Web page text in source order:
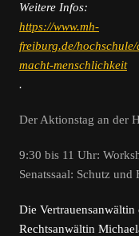
Weitere Infos:
https://www.mh-
freiburg.de/
macht-menschlichkeit
.
Der Aktionstag an der
9:30 bis 11 Uhr:
Senatssaal: Schutz
Die
Rechtsanwältin